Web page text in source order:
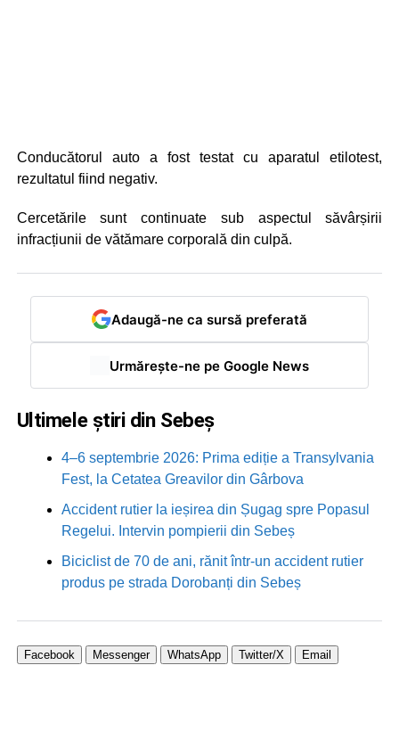
Conducătorul auto a fost testat cu aparatul etilotest,
rezultatul fiind negativ.
Cercetările sunt continuate sub aspectul săvârșirii
infracțiunii de vătămare corporală din culpă.
Adaugă-ne ca sursă preferată
Urmărește-ne pe Google News
Ultimele știri din Sebeș
4–6 septembrie 2026: Prima ediție a Transylvania
Fest, la Cetatea Greavilor din Gârbova
Accident rutier la ieșirea din Șugag spre Popasul
Regelui. Intervin pompierii din Sebeș
Biciclist de 70 de ani, rănit într-un accident rutier
produs pe strada Dorobanți din Sebeș
Facebook Messenger WhatsApp Twitter/X Email